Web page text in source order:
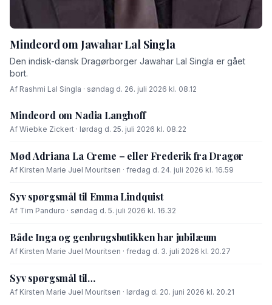
Mindeord om Jawahar Lal Singla
Den indisk-dansk Dragørborger Jawahar Lal Singla er gået
bort.
Af Rashmi Lal Singla · søndag d. 26. juli 2026 kl. 08.12
Mindeord om Nadia Langhoff
Af Wiebke Zickert · lørdag d. 25. juli 2026 kl. 08.22
Mød Adriana La Creme – eller Frederik fra Dragør
Af Kirsten Marie Juel Mouritsen · fredag d. 24. juli 2026 kl. 16.59
Syv spørgsmål til Emma Lindquist
Af Tim Panduro · søndag d. 5. juli 2026 kl. 16.32
Både Inga og genbrugsbutikken har jubilæum
Af Kirsten Marie Juel Mouritsen · fredag d. 3. juli 2026 kl. 20.27
Syv spørgsmål til…
Af Kirsten Marie Juel Mouritsen · lørdag d. 20. juni 2026 kl. 20.21